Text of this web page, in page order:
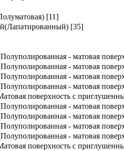
[11]
[35]
- матовая
- матовая
- матовая
- матовая
поверхность с
- матовая
- матовая
- матовая
- матовая
поверхность с